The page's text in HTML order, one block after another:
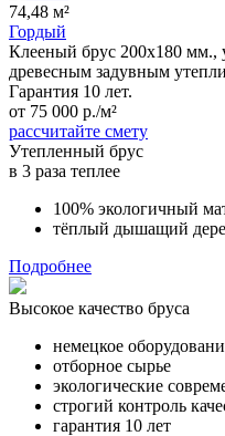
74,48 м²
Гордый
Клееный брус 200x180 мм.,
древесным задувным
Гарантия 10 лет.
от 75 000 р./м²
рассчитайте смету
Утепленный брус
в 3 раза теплее
100% экологичный
тёплый дышащий
Подробнее
Высокое качество бруса
немецкое
отборное сырье
экологические
строгий контроль
гарантия 10 лет